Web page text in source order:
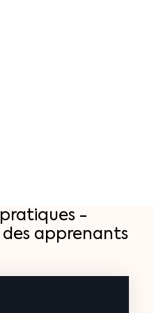
pratiques -
des apprenants